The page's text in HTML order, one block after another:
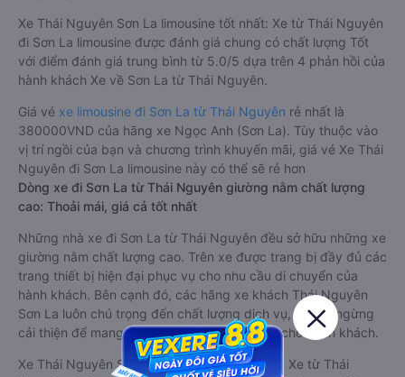
Xe Thái Nguyên Sơn La limousine tốt nhất: Xe từ Thái Nguyên
đi Sơn La limousine được đánh giá chung có chất lượng Tốt
với điểm đánh giá trung bình từ 5.0/5 dựa trên 4 phản hồi của
hành khách Xe về Sơn La từ Thái Nguyên.
Giá vé xe limousine đi Sơn La từ Thái Nguyên rẻ nhất là
380000VND của hãng xe Ngọc Anh (Sơn La). Tùy thuộc vào
vị trí ngồi của bạn và chương trình khuyến mãi, giá vé Xe Thái
Nguyên đi Sơn La limousine này có thể sẽ rẻ hơn
Dòng xe đi Sơn La từ Thái Nguyên giường nằm chất lượng
cao: Thoải mái, giá cả tốt nhất
Những nhà xe đi Sơn La từ Thái Nguyên đều sở hữu những xe
giường nằm chất lượng cao. Trên xe được trang bị đầy đủ các
trang thiết bị hiện đại phục vụ cho nhu cầu di chuyển của
hành khách. Bên cạnh đó, các hãng xe khách Thái Nguyên
Sơn La luôn chú trọng đến chất lượng dịch vụ, không ngừng
cải thiện để mang đến trải nghiệm hoàn hảo cho hành khách.
Xe Thái Nguyên Sơn La giường nằm tốt nhất: Xe từ Thái